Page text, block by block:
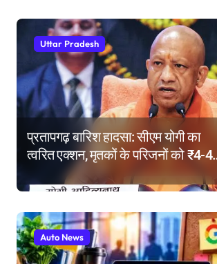
Uttar Pradesh
प्रतापगढ़ बारिश हादसा: सीएम योगी का
त्वरित एक्शन, मृतकों के परिजनों को ₹4-4
लाख की सहायता, घायलों के बेहतर इलाज के
निर्देश
Auto News